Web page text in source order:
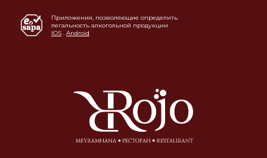
Приложения, позволяющие определить
легальность алкогольной продукции
IOS . Android